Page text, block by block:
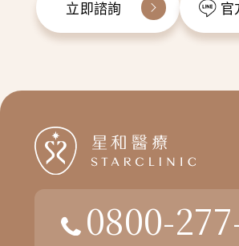
立即諮詢 官
0800-